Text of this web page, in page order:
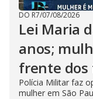
DO R7/07/08/2026
Lei Maria
anos;
frente dos
Polícia Militar faz
mulher em São